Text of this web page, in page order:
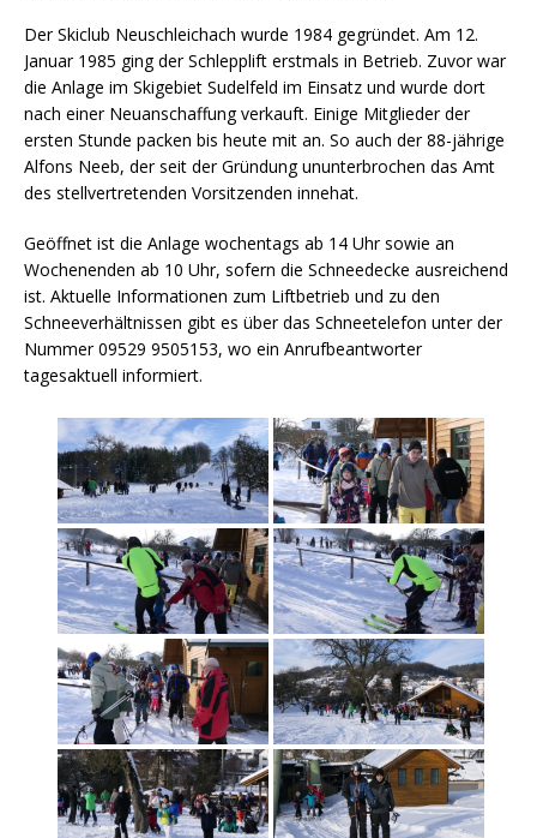
Der Skiclub Neuschleichach wurde 1984 gegründet. Am 12.
Januar 1985 ging der Schlepplift erstmals in Betrieb. Zuvor war
die Anlage im Skigebiet Sudelfeld im Einsatz und wurde dort
nach einer Neuanschaffung verkauft. Einige Mitglieder der
ersten Stunde packen bis heute mit an. So auch der 88-jährige
Alfons Neeb, der seit der Gründung ununterbrochen das Amt
des stellvertretenden Vorsitzenden innehat.
Geöffnet ist die Anlage wochentags ab 14 Uhr sowie an
Wochenenden ab 10 Uhr, sofern die Schneedecke ausreichend
ist. Aktuelle Informationen zum Liftbetrieb und zu den
Schneeverhältnissen gibt es über das Schneetelefon unter der
Nummer 09529 9505153, wo ein Anrufbeantworter
tagesaktuell informiert.